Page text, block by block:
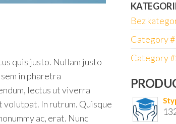
quis justo. Nullam justo
in pharetra
lectus ut viverra
volutpat. In rutrum. Quisque
ac, erat. Nunc
Bez
Category
Category